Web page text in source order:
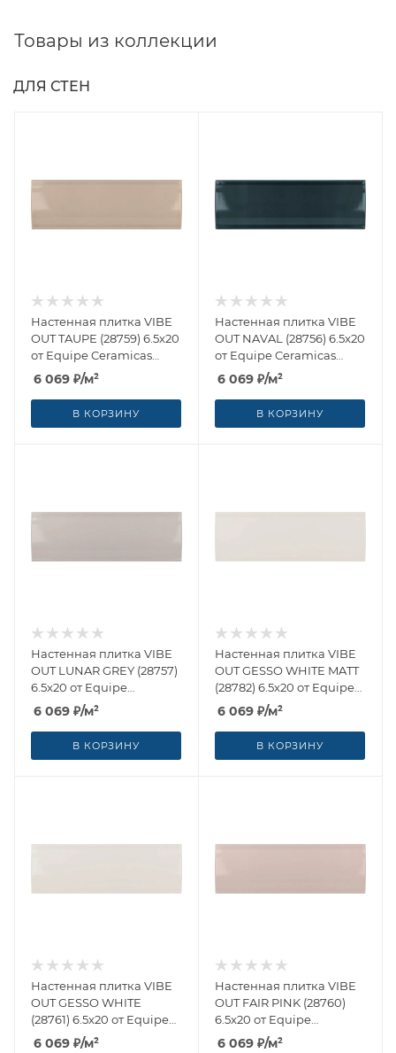
Товары из коллекции
ДЛЯ СТЕН
Настенная плитка VIBE
OUT TAUPE (28759) 6.5x20
от Equipe Ceramicas
(Испания)
6 069 ₽/м²
В КОРЗИНУ
Настенная плитка VIBE
OUT NAVAL (28756) 6.5x20
от Equipe Ceramicas
(Испания)
6 069 ₽/м²
В КОРЗИНУ
Настенная плитка VIBE
OUT LUNAR GREY (28757)
6.5x20 от Equipe
Ceramicas (Испания)
6 069 ₽/м²
В КОРЗИНУ
Настенная плитка VIBE
OUT GESSO WHITE MATT
(28782) 6.5x20 от Equipe
Ceramicas (Испания)
6 069 ₽/м²
В КОРЗИНУ
Настенная плитка VIBE
OUT GESSO WHITE
(28761) 6.5x20 от Equipe
Ceramicas (Испания)
6 069 ₽/м²
Настенная плитка VIBE
OUT FAIR PINK (28760)
6.5x20 от Equipe
Ceramicas (Испания)
6 069 ₽/м²